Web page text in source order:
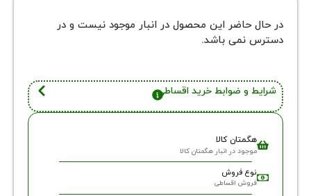
حاضر این محصول در انبار موجود نیست و در
نمی باشد.
و ضوابط خرید اقساطی
در انبار هگمتان کالا